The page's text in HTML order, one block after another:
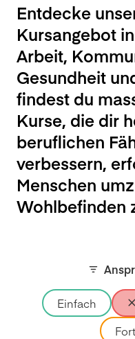
Entdecke
Kursangebot
Arbeit,
Gesundheit
findest du
Kurse, die dir
beruflichen
verbessern,
Menschen
Wohlbefinden
Einfach